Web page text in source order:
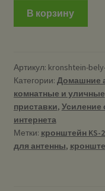
В корзину
Артикул: kronshtein-
Категории: Домашние
комнатные и уличные
приставки, Усиление
интернета
Метки: кронштейн KS-
для антенны,